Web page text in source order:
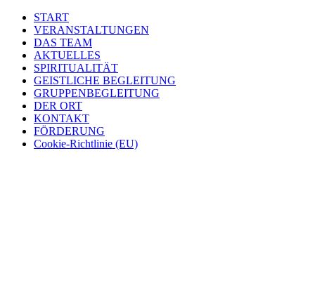
START
VERANSTALTUNGEN
DAS TEAM
AKTUELLES
SPIRITUALITÄT
GEISTLICHE BEGLEITUNG
GRUPPENBEGLEITUNG
DER ORT
KONTAKT
FÖRDERUNG
Cookie-Richtlinie (EU)